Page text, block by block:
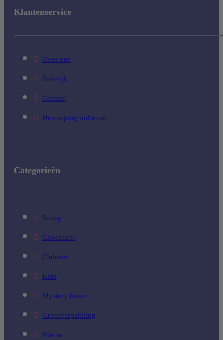
Klantenservice
Over ons
Zakelijk
Contact
Herroeping indienen
Categorieën
Snoep
Chocolade
Cadeaus
Kids
Mystery boxen
Grootverpakking
Nieuw